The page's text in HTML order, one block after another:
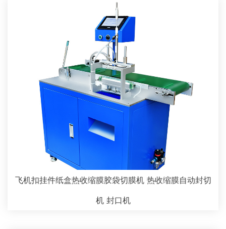
飞机扣挂件纸盒热收缩膜胶袋切膜机 热收缩膜自动封切
机 封口机